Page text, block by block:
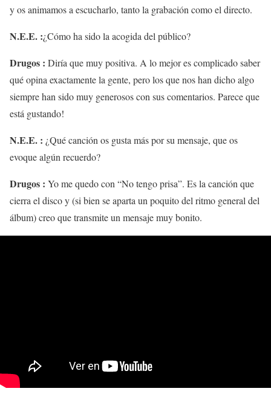
y os animamos a escucharlo, tanto la grabación como el directo.
N.E.E. :¿Cómo ha sido la acogida del público?
Drugos : Diría que muy positiva. A lo mejor es complicado saber
qué opina exactamente la gente, pero los que nos han dicho algo
siempre han sido muy generosos con sus comentarios. Parece que
está gustando!
N.E.E. : ¿Qué canción os gusta más por su mensaje, que os
evoque algún recuerdo?
Drugos : Yo me quedo con “No tengo prisa”. Es la canción que
cierra el disco y (si bien se aparta un poquito del ritmo general del
álbum) creo que transmite un mensaje muy bonito.